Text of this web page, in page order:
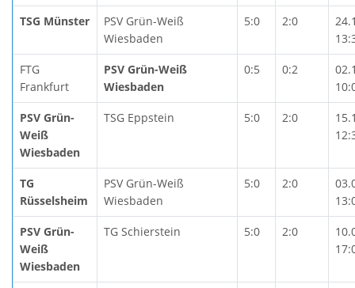
TSG Münster
PSV Grün-Weiß
Wiesbaden
5:0 2:0
FTG
Frankfurt
PSV Grün-Weiß
Wiesbaden
0:5 0:2
PSV Grün-
Weiß
Wiesbaden
TSG Eppstein 5:0 2:0
TG
Rüsselsheim
PSV Grün-Weiß
Wiesbaden
5:0 2:0
PSV Grün-
Weiß
Wiesbaden
TG Schierstein 5:0 2:0